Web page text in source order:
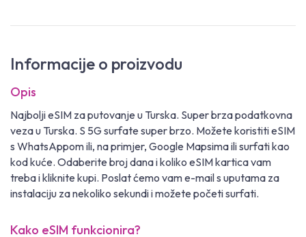
Informacije o proizvodu
Opis
Najbolji eSIM za putovanje u Turska. Super brza podatkovna
veza u Turska. S 5G surfate super brzo. Možete koristiti eSIM
s WhatsAppom ili, na primjer, Google Mapsima ili surfati kao
kod kuće. Odaberite broj dana i koliko eSIM kartica vam
treba i kliknite kupi. Poslat ćemo vam e-mail s uputama za
instalaciju za nekoliko sekundi i možete početi surfati.
Kako eSIM funkcionira?